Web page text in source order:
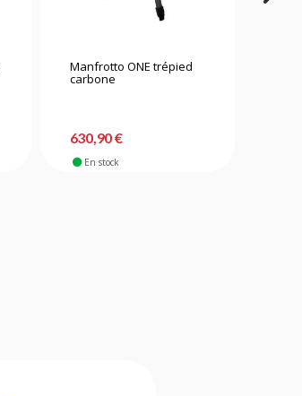
Manfrotto ONE trépied
carbone
630,90 €
En stock